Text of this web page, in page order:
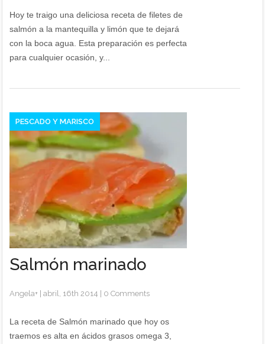
Hoy te traigo una deliciosa receta de filetes de
salmón a la mantequilla y limón que te dejará
con la boca agua. Esta preparación es perfecta
para cualquier ocasión, y...
PESCADO Y MARISCO
Salmón marinado
Angela+ |abril, 16th 2014 0 Comments
La receta de Salmón marinado que hoy os
traemos es alta en ácidos grasos omega 3,